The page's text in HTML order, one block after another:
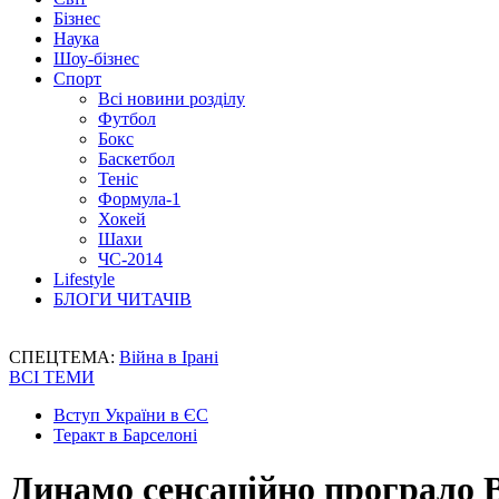
Бізнес
Наука
Шоу-бізнес
Спорт
Всі новини розділу
Футбол
Бокс
Баскетбол
Теніс
Формула-1
Хокей
Шахи
ЧС-2014
Lifestyle
БЛОГИ ЧИТАЧІВ
СПЕЦТЕМА: Війна в Ірані
ВСІ ТЕМИ
Вступ України в ЄС
Теракт в Барселоні
Динамо сенсаційно програло